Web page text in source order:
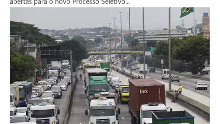
abertas para o novo Processo Seletivo...